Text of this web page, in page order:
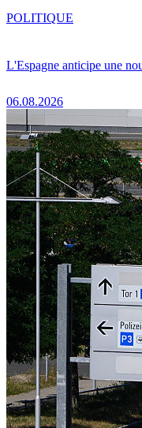
L'Espagne anticipe une
06.08.2026
POLITIQUE